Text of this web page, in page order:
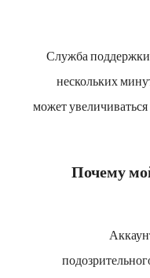
Служба поддержки
нескольких
может
4. Почему